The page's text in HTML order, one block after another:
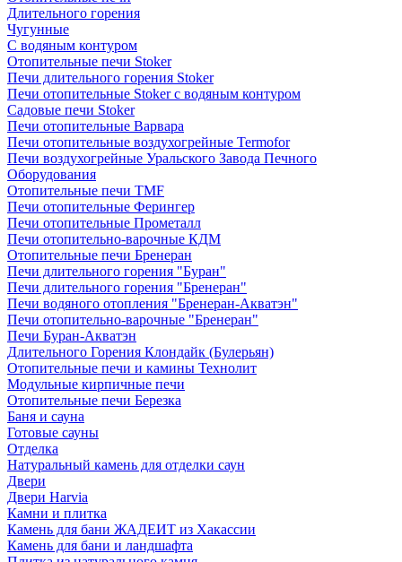
Длительного горения
Чугунные
C водяным контуром
Отопительные печи Stoker
Печи длительного горения Stoker
Печи отопительные Stoker с водяным контуром
Садовые печи Stoker
Печи отопительные Варвара
Печи отопительные воздухогрейные Termofor
Печи воздухогрейные Уральского Завода Печного
Оборудования
Отопительные печи TMF
Печи отопительные Ферингер
Печи отопительные Прометалл
Печи отопительно-варочные КДМ
Отопительные печи Бренеран
Печи длительного горения "Буран"
Печи длительного горения "Бренеран"
Печи водяного отопления "Бренеран-Акватэн"
Печи отопительно-варочные "Бренеран"
Печи Буран-Акватэн
Длительного Горения Клондайк (Булерьян)
Отопительные печи и камины Технолит
Модульные кирпичные печи
Отопительные печи Березка
Баня и сауна
Готовые сауны
Отделка
Натуральный камень для отделки саун
Двери
Двери Harvia
Камни и плитка
Камень для бани ЖАДЕИТ из Хакассии
Камень для бани и ландшафта